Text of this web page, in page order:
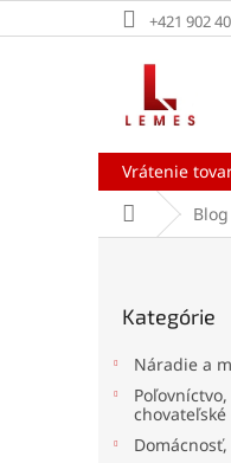
na
+421 902
Vrátenie
DomovBlog
kategórie
Kategórie
Náradie a